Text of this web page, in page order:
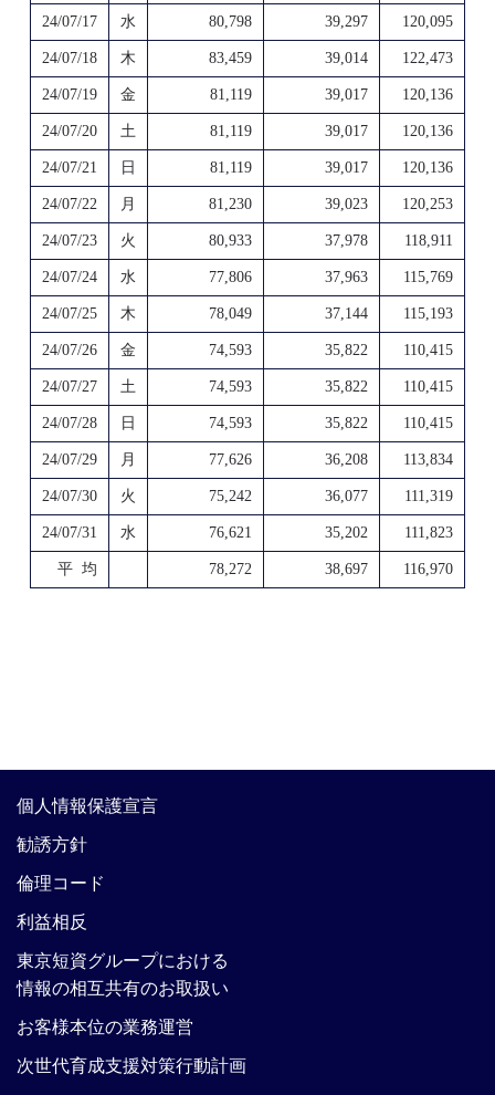
24/07/17 水 80,798 39,297 120,095
24/07/18 木 83,459 39,014 122,473
24/07/19 金 81,119 39,017 120,136
24/07/20 土 81,119 39,017 120,136
24/07/21 日 81,119 39,017 120,136
24/07/22 月 81,230 39,023 120,253
24/07/23 火 80,933 37,978 118,911
24/07/24 水 77,806 37,963 115,769
24/07/25 木 78,049 37,144 115,193
24/07/26 金 74,593 35,822 110,415
24/07/27 土 74,593 35,822 110,415
24/07/28 日 74,593 35,822 110,415
24/07/29 月 77,626 36,208 113,834
24/07/30 火 75,242 36,077 111,319
24/07/31 水 76,621 35,202 111,823
平 均 78,272 38,697 116,970
個人情報保護宣言
勧誘方針
倫理コード
利益相反
東京短資グループにおける
情報の相互共有のお取扱い
お客様本位の業務運営
次世代育成支援対策行動計画